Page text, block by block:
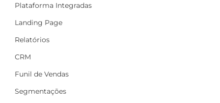
Plataforma Integradas
Landing Page
Relatórios
CRM
Funil de Vendas
Segmentações